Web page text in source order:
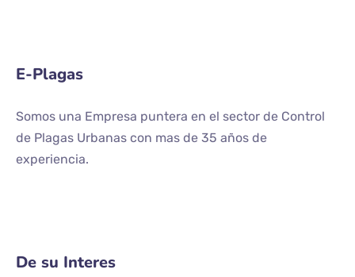
E-Plagas
Somos una Empresa puntera en el sector de Control
de Plagas Urbanas con mas de 35 años de
experiencia.
De su Interes